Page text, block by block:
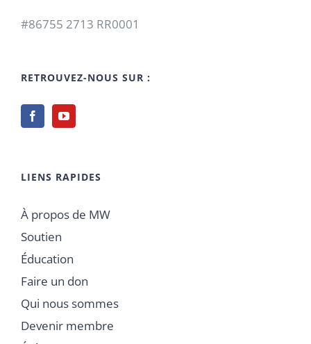
#86755 2713 RR0001
RETROUVEZ-NOUS SUR :
LIENS RAPIDES
À propos de MW
Soutien
Éducation
Faire un don
Qui nous sommes
Devenir membre